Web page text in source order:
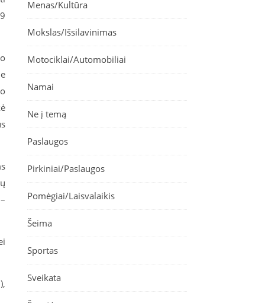
Menas/Kultūra
Mokslas/Išsilavinimas
Motociklai/Automobiliai
Namai
Ne į temą
Paslaugos
Pirkiniai/Paslaugos
Pomėgiai/Laisvalaikis
Šeima
Sportas
Sveikata